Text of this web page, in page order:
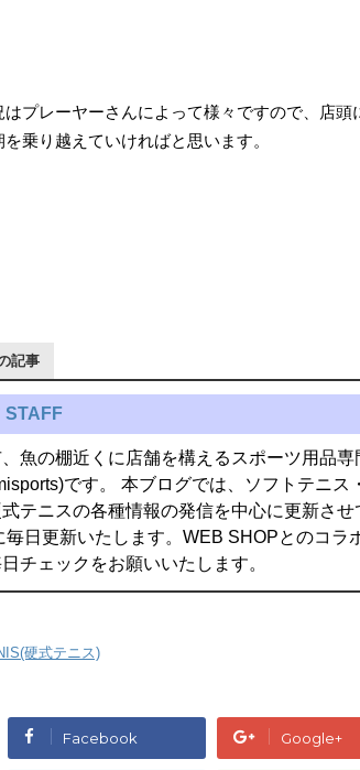
はプレーヤーさんによって様々ですので、店頭
乗り越えていければと思います。
記事
STAFF
魚の棚近くに店舗を構えるスポーツ用品専
です。 本ブログでは、ソフトテニス
式テニスの各種情報の発信を中心に更新させ
毎日更新いたします。WEB SHOPとのコラ
チェックをお願いいたします。
硬式テニス)
Facebook Google+